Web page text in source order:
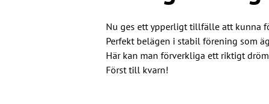
Nu ges ett ypperligt tillfälle att kunna
Perfekt belägen i stabil förening som
Här kan man förverkliga ett riktigt
Först till kvarn!